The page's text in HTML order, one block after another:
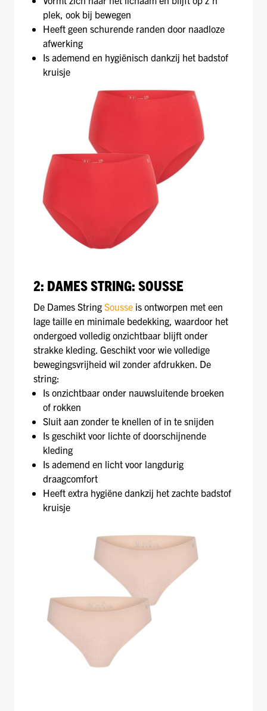
plek, ook bij bewegen
Heeft geen schurende randen door naadloze
afwerking
Is ademend en hygiënisch dankzij het badstof
kruisje
2: DAMES STRING: SOUSSE
De Dames String Sousse is ontworpen met een
lage taille en minimale bedekking, waardoor het
ondergoed volledig onzichtbaar blijft onder
strakke kleding. Geschikt voor wie volledige
bewegingsvrijheid wil zonder afdrukken. De
string:
Is onzichtbaar onder nauwsluitende broeken
of rokken
Sluit aan zonder te knellen of in te snijden
Is geschikt voor lichte of doorschijnende
kleding
Is ademend en licht voor langdurig
draagcomfort
Heeft extra hygiëne dankzij het zachte badstof
kruisje